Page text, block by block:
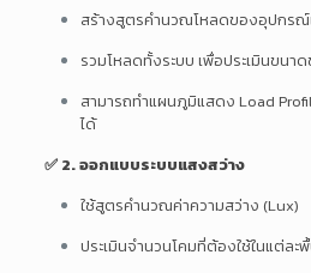
สร้างสูตรคำนวณโหลดของอุปกรณ์
รวมโหลดทั้งระบบ เพื่อประเมินขนา
สามารถทำแผนภูมิแสดง Load
ได้
✅ 2. ออกแบบระบบแสงสว่าง
ใช้สูตรคำนวณค่าความสว่าง (Lux)
ประเมินจำนวนโคมที่ต้องใช้ในแต่ละ